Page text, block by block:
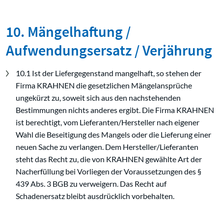
10. Mängelhaftung /
Aufwendungsersatz / Verjährung
10.1 Ist der Liefergegenstand mangelhaft, so stehen der
Firma KRAHNEN die gesetzlichen Mängelansprüche
ungekürzt zu, soweit sich aus den nachstehenden
Bestimmungen nichts anderes ergibt. Die Firma KRAHNEN
ist berechtigt, vom Lieferanten/Hersteller nach eigener
Wahl die Beseitigung des Mangels oder die Lieferung einer
neuen Sache zu verlangen. Dem Hersteller/Lieferanten
steht das Recht zu, die von KRAHNEN gewählte Art der
Nacherfüllung bei Vorliegen der Voraussetzungen des §
439 Abs. 3 BGB zu verweigern. Das Recht auf
Schadenersatz bleibt ausdrücklich vorbehalten.